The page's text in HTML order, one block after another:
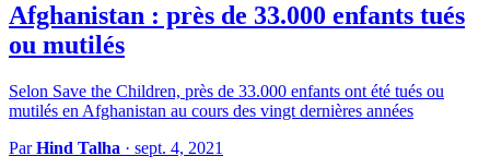
Afghanistan : près de 33.000 enfants tués
ou mutilés
Selon Save the Children, près de 33.000 enfants ont été tués ou
mutilés en Afghanistan au cours des vingt dernières années
ParHind Talha · sept. 4, 2021